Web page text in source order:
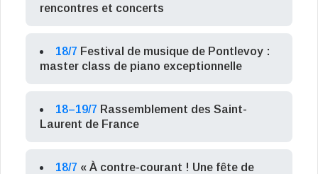
rencontres et concerts
18/7 Festival de musique de Pontlevoy :
master class de piano exceptionnelle
18–19/7 Rassemblement des Saint-
Laurent de France
18/7 « À contre-courant ! Une fête de